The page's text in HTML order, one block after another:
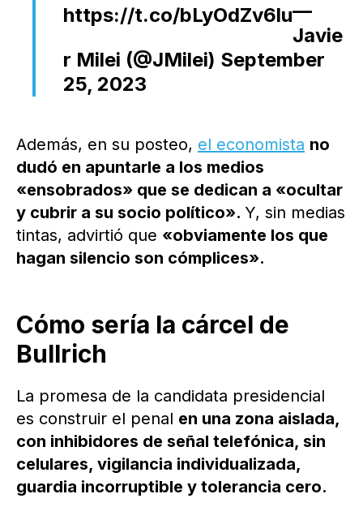
https://t.co/bLyOdZv6lu—
Javie
r Milei (@JMilei) September
25, 2023
Además, en su posteo, el economista no
dudó en apuntarle a los medios
«ensobrados» que se dedican a «ocultar
y cubrir a su socio político». Y, sin medias
tintas, advirtió que «obviamente los que
hagan silencio son cómplices».
Cómo sería la cárcel de
Bullrich
La promesa de la candidata presidencial
es construir el penal en una zona aislada,
con inhibidores de señal telefónica, sin
celulares, vigilancia individualizada,
guardia incorruptible y tolerancia cero.